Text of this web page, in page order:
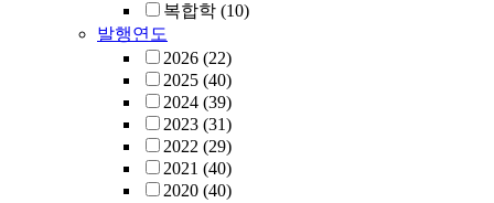
복합학 (10)
발행연도
2026 (22)
2025 (40)
2024 (39)
2023 (31)
2022 (29)
2021 (40)
2020 (40)